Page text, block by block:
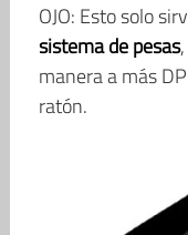
OJO: Esto solo
sistema de pesas
manera a más
ratón.